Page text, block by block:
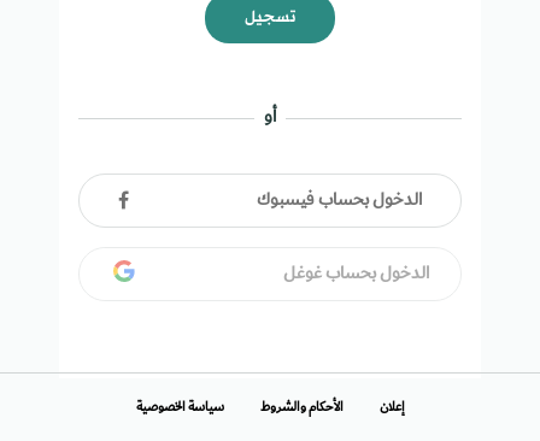
تسجيل
أو
الدخول بحساب فيسبوك
الدخول بحساب غوغل
إعلان الأحكام والشروط سياسة الخصوصية